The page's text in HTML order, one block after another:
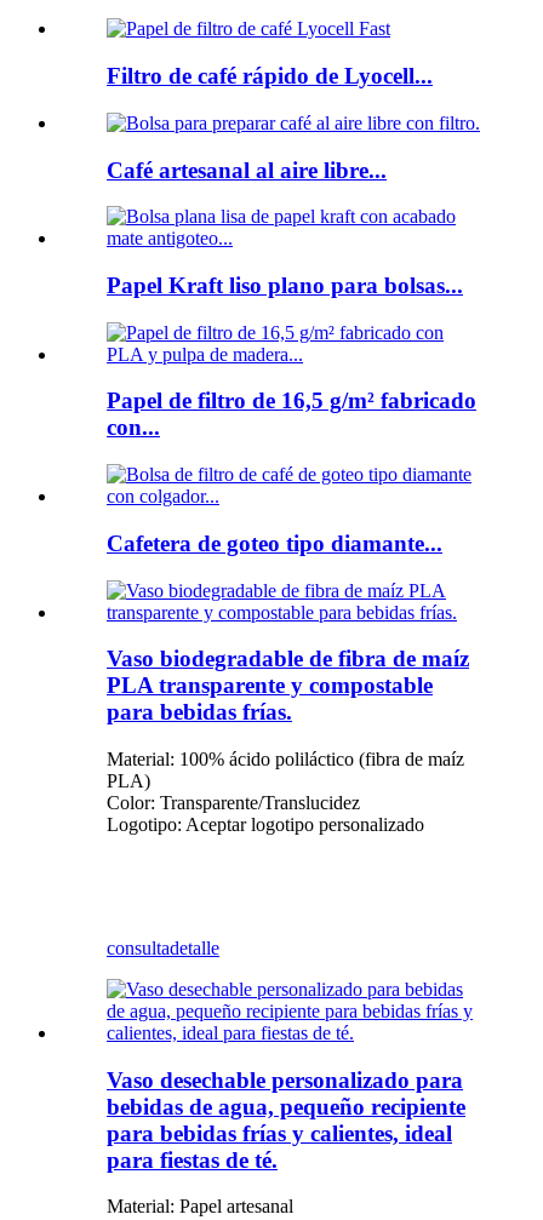
Filtro de café rápido de Lyocell...
Café artesanal al aire libre...
Papel Kraft liso plano para bolsas...
Papel de filtro de 16,5 g/m² fabricado
con...
Cafetera de goteo tipo diamante...
Vaso biodegradable de fibra de maíz
PLA transparente y compostable
para bebidas frías.
Material: 100% ácido poliláctico (fibra de maíz
PLA)
Color: Transparente/Translucidez
Logotipo: Aceptar logotipo personalizado
consultadetalle
Vaso desechable personalizado para
bebidas de agua, pequeño recipiente
para bebidas frías y calientes, ideal
para fiestas de té.
Material: Papel artesanal